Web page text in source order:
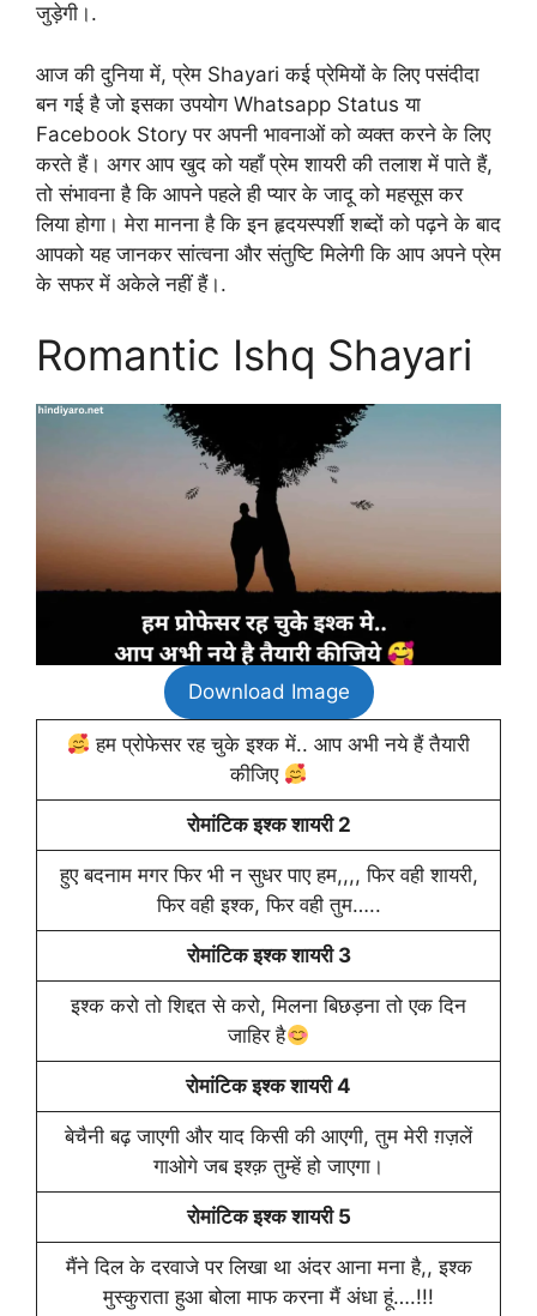
जुड़ेगी।.
आज की दुनिया में, प्रेम Shayari कई प्रेमियों के लिए पसंदीदा
बन गई है जो इसका उपयोग Whatsapp Status या
Facebook Story पर अपनी भावनाओं को व्यक्त करने के लिए
करते हैं। अगर आप खुद को यहाँ प्रेम शायरी की तलाश में पाते हैं,
तो संभावना है कि आपने पहले ही प्यार के जादू को महसूस कर
लिया होगा। मेरा मानना ​​है कि इन हृदयस्पर्शी शब्दों को पढ़ने के बाद
आपको यह जानकर सांत्वना और संतुष्टि मिलेगी कि आप अपने प्रेम
के सफर में अकेले नहीं हैं।.
Romantic Ishq Shayari
Download Image
हम प्रोफेसर रह चुके इश्क में.. आप अभी नये हैं तैयारी
कीजिए
रोमांटिक इश्क शायरी 2
हुए बदनाम मगर फिर भी न सुधर पाए हम,,,, फिर वही शायरी,
फिर वही इश्क, फिर वही तुम…..
रोमांटिक इश्क शायरी 3
इश्क करो तो शिद्दत से करो, मिलना बिछड़ना तो एक दिन
जाहिर है
रोमांटिक इश्क शायरी 4
बेचैनी बढ़ जाएगी और याद किसी की आएगी, तुम मेरी ग़ज़लें
गाओगे जब इश्क़ तुम्हें हो जाएगा।
रोमांटिक इश्क शायरी 5
मैंने दिल के दरवाजे पर लिखा था अंदर आना मना है,, इश्क
मुस्कुराता हुआ बोला माफ करना मैं अंधा हूं….!!!